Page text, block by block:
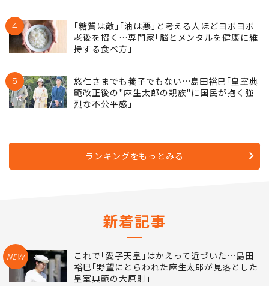
4
｢糖質は敵｣｢油は悪｣と考える人ほどヨボヨボ
老後を招く…専門家｢脳とメンタルを健康に維
持する食べ方｣
5
悠仁さまでも養子でもない…島田裕巳｢皇室典
範改正後の"麻生太郎の親族"に国民が抱く強
烈な不公平感｣
ランキングをもっとみる
新着記事
NEW
これで｢愛子天皇｣はかえって近づいた…島田
裕巳｢野望にとらわれた麻生太郎が見落とした
皇室典範の大原則｣